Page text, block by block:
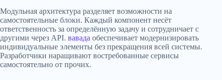
Модульная архитектура разделяет возможности на
самостоятельные блоки. Каждый компонент несёт
ответственность за определённую задачу и сотрудничает с
другими через API. вавада обеспечивает модернизировать
индивидуальные элементы без прекращения всей системы.
Разработчики наращивают востребованные сервисы
самостоятельно от прочих.